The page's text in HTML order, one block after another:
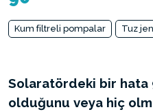
Kum filtreli pompalar Tuz
Solaratördeki bir hata
olduğunu veya hiç